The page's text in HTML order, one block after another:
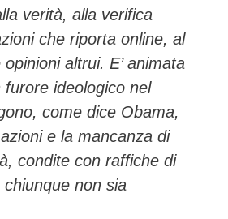
verità, alla verifica
che riporta online, al
altrui. E’ animata
furore ideologico nel
come dice Obama,
e la mancanza di
condite con raffiche di
non sia